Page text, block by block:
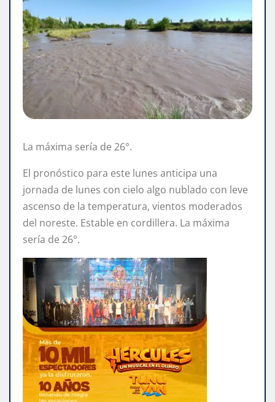
La máxima sería de 26°.
El pronóstico para este lunes anticipa una
jornada de lunes con cielo algo nublado con leve
ascenso de la temperatura, vientos moderados
del noreste. Estable en cordillera. La máxima
sería de 26°.